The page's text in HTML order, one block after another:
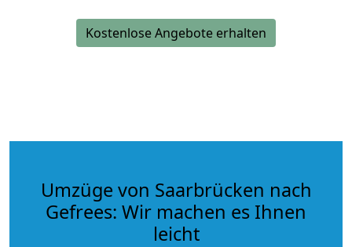
Kostenlose Angebote erhalten
Umzüge von Saarbrücken nach
Gefrees: Wir machen es Ihnen
leicht